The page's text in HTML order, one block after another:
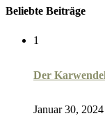
Beliebte Beiträge
1
Der
Januar 30, 2024